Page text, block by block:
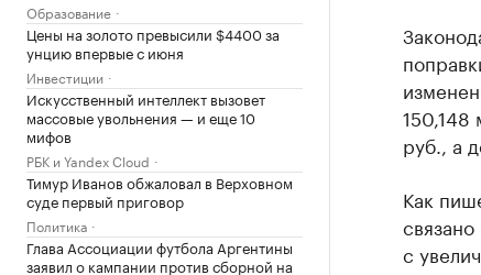
Образование
Цены на золото превысили $4400 за
унцию впервые с июня
Инвестиции
Искусственный интеллект вызовет
массовые увольнения — и еще 10
мифов
РБК и Yandex Cloud
Тимур Иванов обжаловал в Верховном
суде первый приговор
Политика
Глава Ассоциации футбола Аргентины
заявил о кампании против сборной на
150,148
руб., а
Как
с